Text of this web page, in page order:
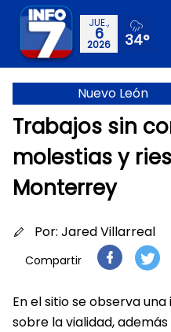
JUE.,
6
2026 34°
Nuevo León
Trabajos sin
molestias y
Monterrey
Por: Jared Villarreal
Compartir
En el sitio se observa
sobre la vialidad,